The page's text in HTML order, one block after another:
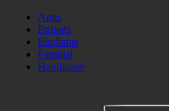
Amis
Enfants
Etudiants
Familial
Handicapé